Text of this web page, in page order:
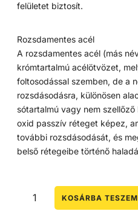
felületet biztosít.
Rozsdamentes acél
A rozsdamentes acél (más
krómtartalmú acélötvözet,
foltosodással szemben, de a
rozsdásodásra, különösen
sótartalmú vagy nem
oxid passzív réteget képez,
további rozsdásodását, és
belső rétegeibe történő
KOSÁRBA TESZEM